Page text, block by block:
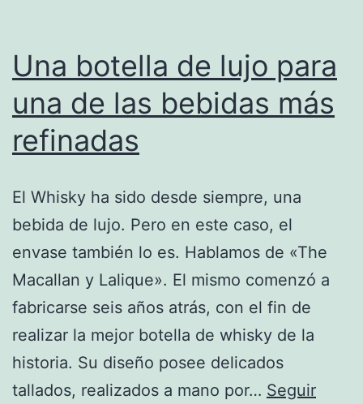
Una botella de lujo para
una de las bebidas más
refinadas
El Whisky ha sido desde siempre, una
bebida de lujo. Pero en este caso, el
envase también lo es. Hablamos de «The
Macallan y Lalique». El mismo comenzó a
fabricarse seis años atrás, con el fin de
realizar la mejor botella de whisky de la
historia. Su diseño posee delicados
tallados, realizados a mano por… Seguir